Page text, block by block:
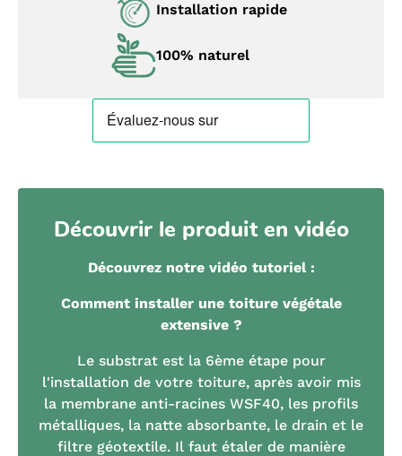
Installation rapide
100% naturel
Découvrir le produit en vidéo
Découvrez notre vidéo tutoriel :
Comment installer une toiture végétale
extensive ?
Le substrat est la 6ème étape pour
l'installation de votre toiture, après avoir mis
la membrane anti-racines WSF40, les profils
métalliques, la natte absorbante, le drain et le
filtre géotextile. Il faut étaler de manière